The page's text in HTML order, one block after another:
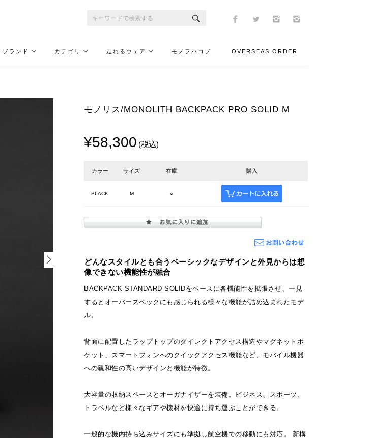
ブランド カテゴリ 走れるウェア モノヲハコブ OVERSEAS ORDER
モノリス/MONOLITH BACKPACK PRO SOLID M
¥58,300 (税込)
カラー サイズ 在庫 購入
BLACK M ○
どんなスタイルとも合うベーシックなデザインと外見からは想
像できない機能性が融合
BACKPACK STANDARD SOLIDをベースに各機能性を拡張させ、一見
するとオーバースペックにも感じられる様々な機能が詰め込まれたモデ
ル。
背面に配置したラップトップのダイレクトアクセス構造やマグネットポ
ケット、スマートフォンへのクイックアクセス機能など、モバイル機器
への親和性の高いデザインと機能が特徴。
大容量の収納スペースとオーガナイザーを装備。ビジネス、スポーツ、
トラベルなど様々なギアや機材を快適に持ち運ぶことができる。
一般的な機内持ち込みサイズにも準拠し航空機での移動にも対応。 新構